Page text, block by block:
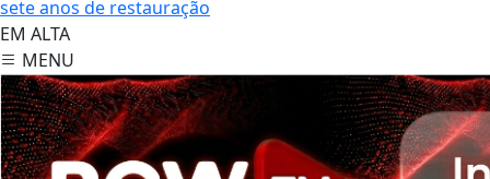
sete anos de restauração
EM ALTA
MENU